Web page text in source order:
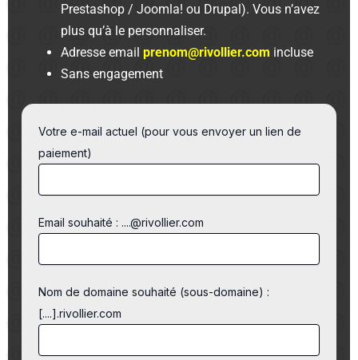
Prestashop / Joomla! ou Drupal). Vous n’avez
plus qu’à le personnaliser.
Adresse emailprenom@rivollier.com incluse
Sans engagement
Votre e-mail actuel (pour vous envoyer un lien de
paiement)
Email souhaité : ....@rivollier.com
Nom de domaine souhaité (sous-domaine) :
[....].rivollier.com